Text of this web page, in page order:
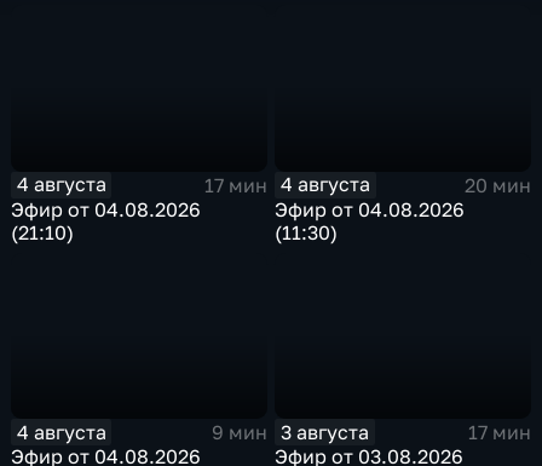
4 августа
17 мин
Эфир от 04.08.2026
(21:10)
4 августа
20 мин
Эфир от 04.08.2026
(11:30)
4 августа
9 мин
Эфир от 04.08.2026
3 августа
17 мин
Эфир от 03.08.2026